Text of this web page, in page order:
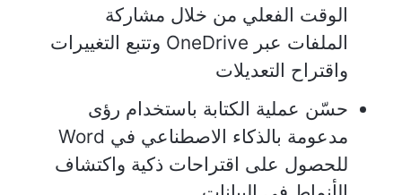
الوقت الفعلي من خلال مشاركة
الملفات عبر OneDrive وتتبع التغييرات
واقتراح التعديلات
حسّن عملية الكتابة باستخدام رؤى
مدعومة بالذكاء الاصطناعي في Word
للحصول على اقتراحات ذكية واكتشاف